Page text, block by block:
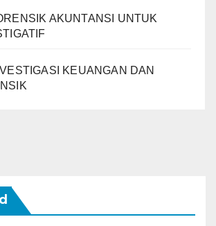
AKUNTANSI UNTUK
KEUANGAN DAN